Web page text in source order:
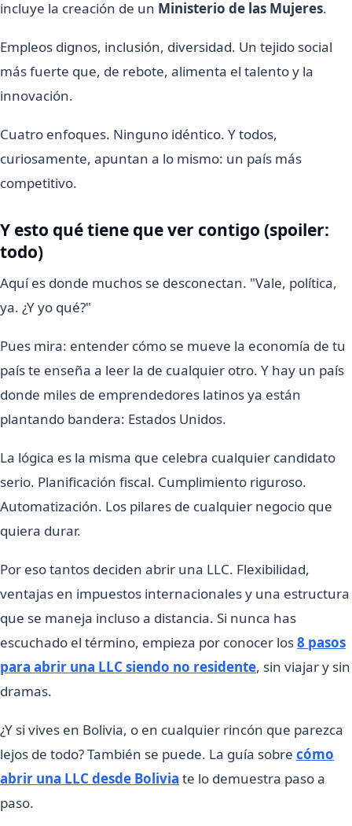
incluye la creación de un Ministerio de las Mujeres.
Empleos dignos, inclusión, diversidad. Un tejido social
más fuerte que, de rebote, alimenta el talento y la
innovación.
Cuatro enfoques. Ninguno idéntico. Y todos,
curiosamente, apuntan a lo mismo: un país más
competitivo.
Y esto qué tiene que ver contigo (spoiler:
todo)
Aquí es donde muchos se desconectan. "Vale, política,
ya. ¿Y yo qué?"
Pues mira: entender cómo se mueve la economía de tu
país te enseña a leer la de cualquier otro. Y hay un país
donde miles de emprendedores latinos ya están
plantando bandera: Estados Unidos.
La lógica es la misma que celebra cualquier candidato
serio. Planificación fiscal. Cumplimiento riguroso.
Automatización. Los pilares de cualquier negocio que
quiera durar.
Por eso tantos deciden abrir una LLC. Flexibilidad,
ventajas en impuestos internacionales y una estructura
que se maneja incluso a distancia. Si nunca has
escuchado el término, empieza por conocer los8 pasos
para abrir una LLC siendo no residente, sin viajar y sin
dramas.
¿Y si vives en Bolivia, o en cualquier rincón que parezca
lejos de todo? También se puede. La guía sobre cómo
abrir una LLC desde Bolivia te lo demuestra paso a
paso.